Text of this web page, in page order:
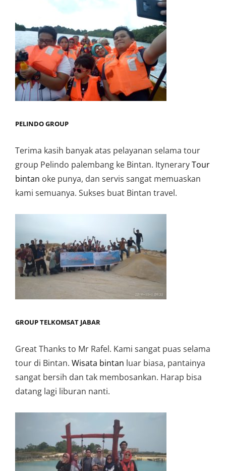
PELINDO GROUP
Terima kasih banyak atas pelayanan selama tour
group Pelindo palembang ke Bintan. ItyneraryTour
bintan oke punya, dan servis sangat memuaskan
kami semuanya. Sukses buat Bintan travel.
GROUP TELKOMSAT JABAR
Great Thanks to Mr Rafel. Kami sangat puas selama
tour di Bintan. Wisata bintan luar biasa, pantainya
sangat bersih dan tak membosankan. Harap bisa
datang lagi liburan nanti.